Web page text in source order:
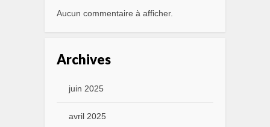
Aucun commentaire à afficher.
Archives
juin 2025
avril 2025